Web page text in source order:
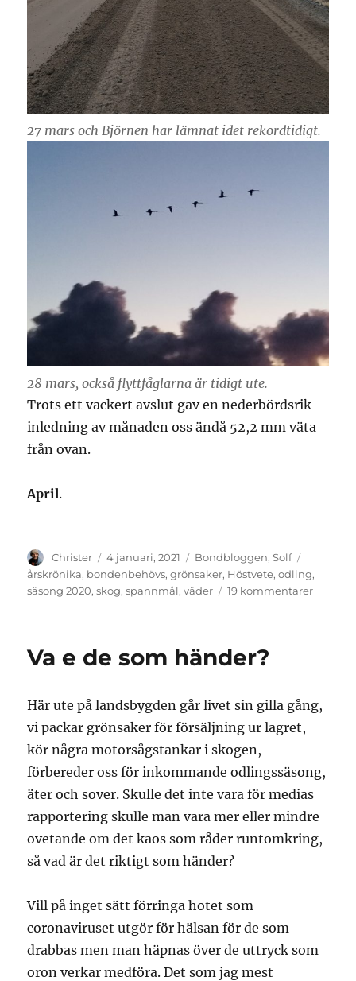
27 mars och Björnen har lämnat idet rekordtidigt.
28 mars, också flyttfåglarna är tidigt ute.
Trots ett vackert avslut gav en nederbördsrik
inledning av månaden oss ändå 52,2 mm väta
från ovan.
April.
Författare
Christer
Publicerat
den
4 januari, 2021 Kategorier
Bondbloggen,Solf
årskrönika, bondenbehövs,grönsaker, Höstvete,odling,
säsong 2020,skog,spannmål,väder 19 kommentarertill
Va e de som händer?
Här ute på landsbygden går livet sin gilla gång,
vi packar grönsaker för försäljning ur lagret,
kör några motorsågstankar i skogen,
förbereder oss för inkommande odlingssäsong,
äter och sover. Skulle det inte vara för medias
rapportering skulle man vara mer eller mindre
ovetande om det kaos som råder runtomkring,
så vad är det riktigt som händer?
Vill på inget sätt förringa hotet som
coronaviruset utgör för hälsan för de som
drabbas men man häpnas över de uttryck som
oron verkar medföra. Det som jag mest